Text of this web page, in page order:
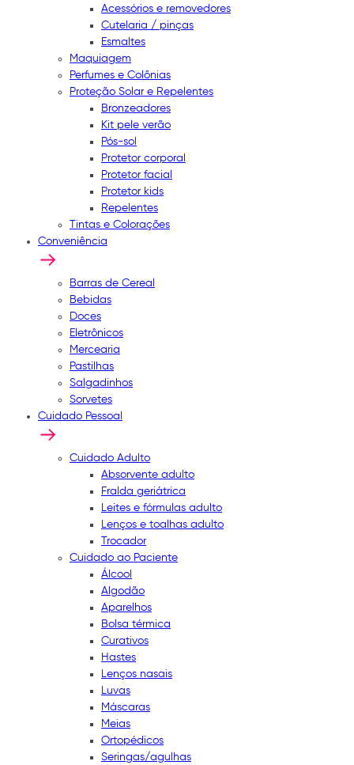
Acessórios e removedores
Cutelaria / pinças
Esmaltes
Maquiagem
Perfumes e Colônias
Proteção Solar e Repelentes
Bronzeadores
Kit pele verão
Pós-sol
Protetor corporal
Protetor facial
Protetor kids
Repelentes
Tintas e Colorações
Conveniência
Barras de Cereal
Bebidas
Doces
Eletrônicos
Mercearia
Pastilhas
Salgadinhos
Sorvetes
Cuidado Pessoal
Cuidado Adulto
Absorvente adulto
Fralda geriátrica
Leites e fórmulas adulto
Lenços e toalhas adulto
Trocador
Cuidado ao Paciente
Álcool
Algodão
Aparelhos
Bolsa térmica
Curativos
Hastes
Lenços nasais
Luvas
Máscaras
Meias
Ortopédicos
Seringas/agulhas